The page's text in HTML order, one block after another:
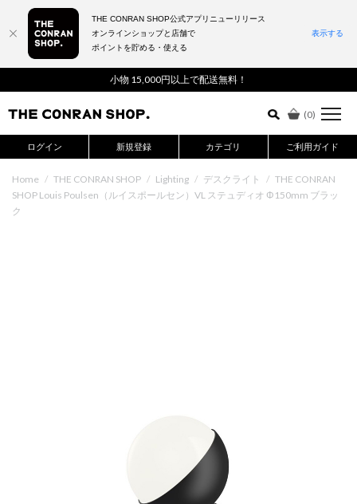
小物 15,000円以上で配送無料！
(0)
ログイン 新規登録 カテゴリ ご利用ガイド
詳細検索はこちら
Home / THE CONRAN SHOP / Lighting / デスクライト / THE CONRAN
SHOP Louis Poulsen（ルイスポールセン）VL ステュディオ Φ150mm ブラッ
ク
THE CONRAN SHOP公式アプリニューリリース
オンラインショップと店舗で
ポイントを貯める・使える
表示する